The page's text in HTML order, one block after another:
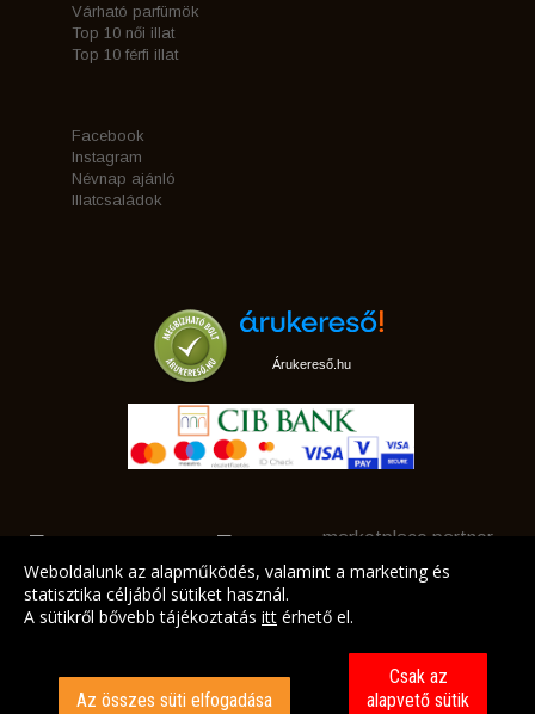
Várható parfümök
Top 10 női illat
Top 10 férfi illat
Facebook
Instagram
Névnap ajánló
Illatcsaládok
Árukereső.hu
marketplace partner
Weboldalunk az alapműködés, valamint a marketing és
statisztika céljából sütiket használ.
A sütikről bővebb tájékoztatás itt érhető el.
Az összes süti elfogadása
Csak az
alapvető sütik